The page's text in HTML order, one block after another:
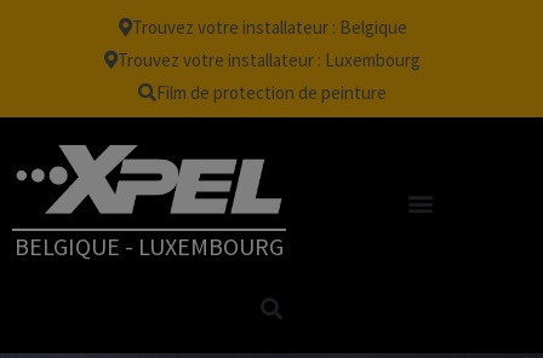
Trouvez votre installateur : Belgique
Trouvez votre installateur : Luxembourg
Film de protection de peinture
BELGIQUE - LUXEMBOURG